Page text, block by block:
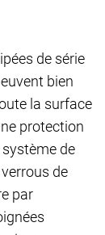
de série
bien
la surface
protection
de
de
par